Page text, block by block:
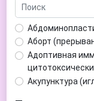
Аденома
Аденома
Аденомиоз
Адентия
Азооспермия
Акне (угри)
Алкоголизм
Аборт
Адоптивная
Акупунктура